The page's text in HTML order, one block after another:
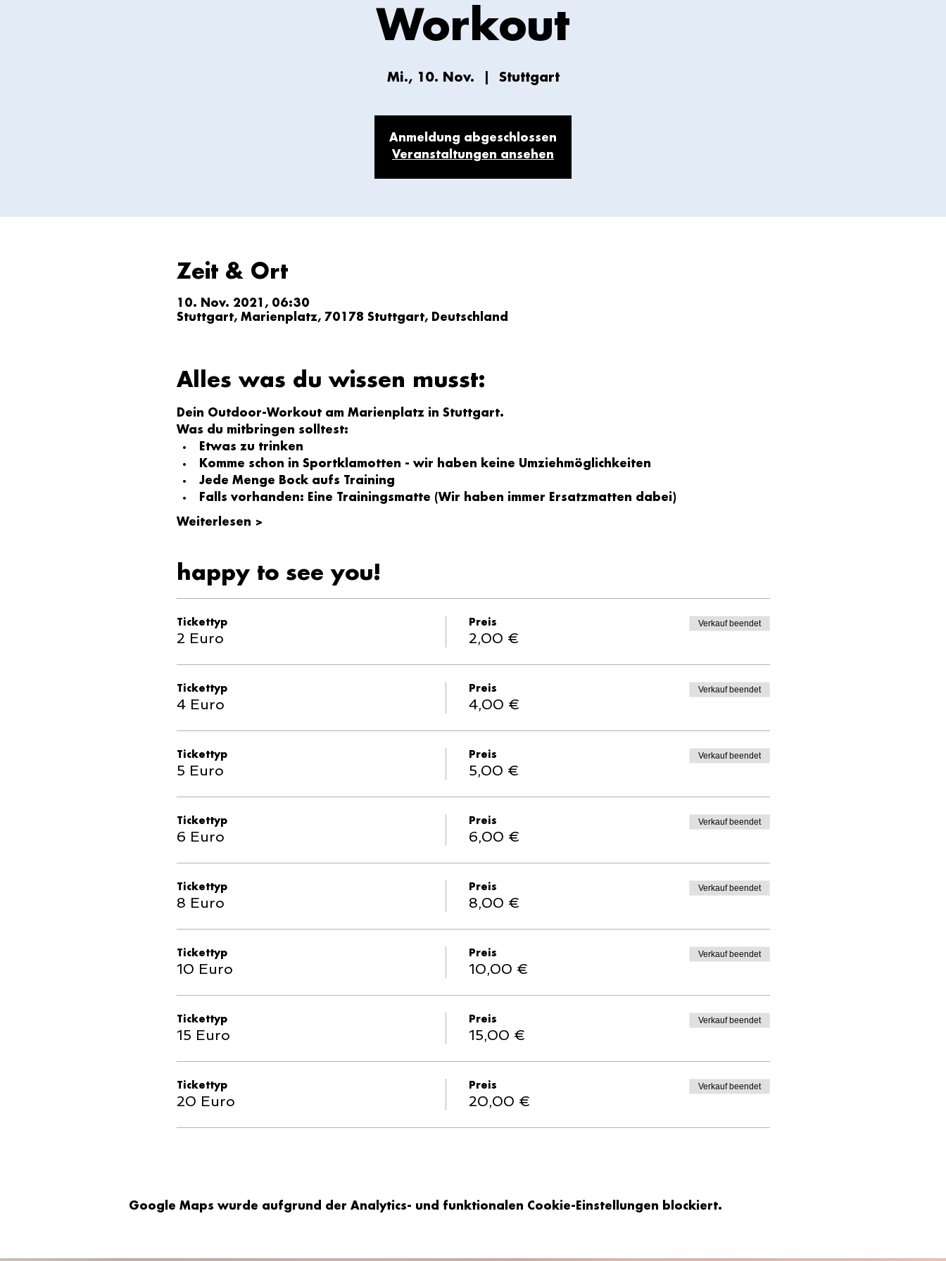
Workout
Mi., 10. Nov. Stuttgart
Anmeldung abgeschlossen
Veranstaltungen ansehen
Zeit & Ort
10. Nov. 2021, 06:30
Stuttgart, Marienplatz, 70178 Stuttgart, Deutschland
Alles was du wissen musst:
Dein Outdoor-Workout am Marienplatz in Stuttgart.
Was du mitbringen solltest:
Etwas zu trinken
Komme schon in Sportklamotten - wir haben keine Umziehmöglichkeiten
Jede Menge Bock aufs Training
Falls vorhanden: Eine Trainingsmatte (Wir haben immer Ersatzmatten dabei)
Weiterlesen >
happy to see you!
Tickettyp
2 Euro
Preis
2,00 €
Verkauf beendet
Tickettyp
4 Euro
Preis
4,00 €
Verkauf beendet
Tickettyp
5 Euro
Preis
5,00 €
Verkauf beendet
Tickettyp
6 Euro
Preis
6,00 €
Verkauf beendet
Tickettyp
8 Euro
Preis
8,00 €
Verkauf beendet
Tickettyp
10 Euro
Preis
10,00 €
Verkauf beendet
Tickettyp
15 Euro
Preis
15,00 €
Verkauf beendet
Tickettyp
20 Euro
Preis
20,00 €
Verkauf beendet
Google Maps wurde aufgrund der Analytics- und funktionalen Cookie-Einstellungen blockiert.